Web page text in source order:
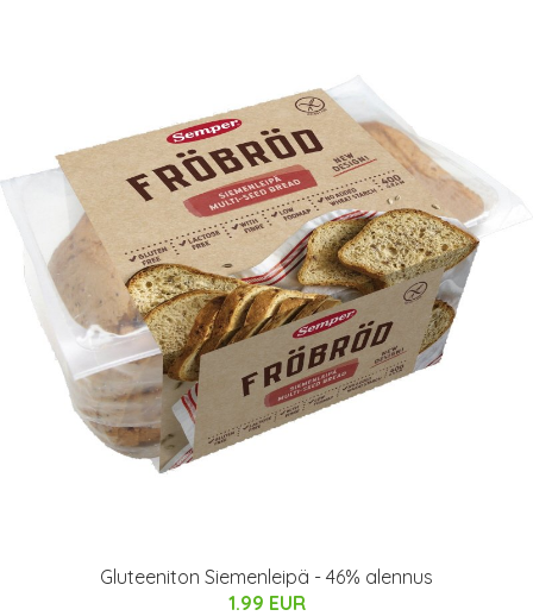
Gluteeniton Siemenleipä - 46% alennus
1.99 EUR